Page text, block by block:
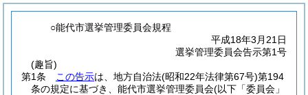
○能代市選挙管理委員会規程
平成18年3月21日
選挙管理委員会告示第1号
(趣旨)
第1条
この告示は、地方自治法(昭和22年法律第67号)第194
条の規定に基づき、能代市選挙管理委員会(以下「委員会」